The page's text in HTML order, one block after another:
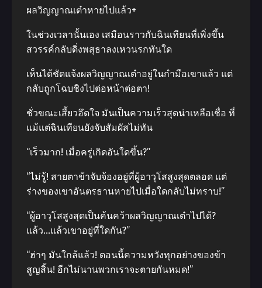
ผลวิญญาณเต๋าหายไปแล้ว+
ในช่วงเวลานั้นเอง เสมือนราวกับฉินเทียนที่เพิ่งขึ้น
สวรรค์กลับดิ่งพสุธาลงเหวนรกทันใด
เห็นได้ชัดแจ้งผลวิญญาณเต๋าอยู่ในกำมือเขาแล้ว แต่
กลับถูกโฉบชิงไปต่อหน้าต่อตา!
ชั่วขณะเสี้ยวอึดใจ มันเป็นความเร็วสุดน่าเหลือเชื่อ ที่
แม้แต่ฉินเทียนยังจับสัมผัสไม่ทัน
“เร็วมาก! เมื่อครู่เกิดอันใดขึ้น?”
“ไม่รู้! สายตาข้าจับจ้องอยู่ที่ผู้อาวุโสสูงสุดตลอด แต่
ร่างของเขาอันตรธานหายไปเมื่อใดกลับไม่ทราบ!”
“ผู้อาวุโสสูงสุดเป็นค้นคว้าผลวิญญาณเต๋าไปได้?
แล้ว…แล้วเขาอยู่ที่ใดกัน?”
“ฮ่าๆ มันใกล้แล้ว! ตอนนี้ความหวังทุกอย่างของข้า
สูญสิ้น! อีกไม่นานพวกเราจะตายกันหมด!”